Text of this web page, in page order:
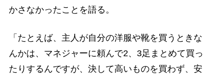
かさなかったことを語る。
「たとえば、主人が自分の洋服や靴を買うときな
んかは、マネジャーに頼んで2、3足まとめて買っ
たりするんですが、決して高いものを買わず、安